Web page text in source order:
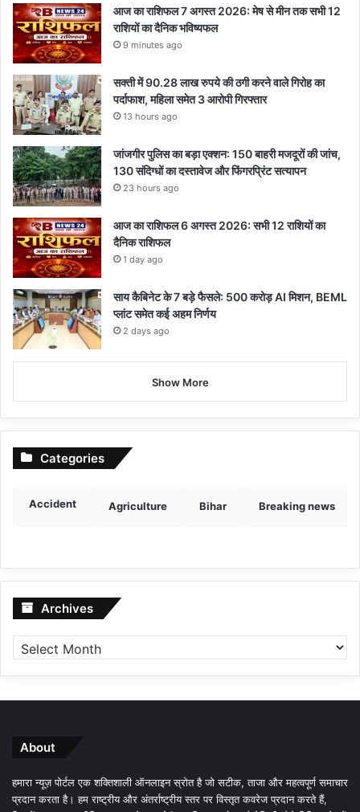
आज का राशिफल 7 अगस्त 2026: मेष से मीन तक सभी 12
राशियों का दैनिक भविष्यफल
9 minutes ago
सक्ती में 90.28 लाख रुपये की ठगी करने वाले गिरोह का
पर्दाफाश, महिला समेत 3 आरोपी गिरफ्तार
13 hours ago
जांजगीर पुलिस का बड़ा एक्शन: 150 बाहरी मजदूरों की जांच,
130 संदिग्धों का दस्तावेज और फिंगरप्रिंट सत्यापन
23 hours ago
आज का राशिफल 6 अगस्त 2026: सभी 12 राशियों का
दैनिक राशिफल
1 day ago
साय कैबिनेट के 7 बड़े फैसले: 500 करोड़ AI मिशन, BEML
प्लांट समेत कई अहम निर्णय
2 days ago
Show More
Categories
Accident Agriculture Bihar Breaking news
Archives Archives
About
हमारा न्यूज़ पोर्टल एक शक्तिशाली ऑनलाइन स्रोत है जो सटीक, ताजा और महत्वपूर्ण समाचार
प्रदान करता है। हम राष्ट्रीय और अंतर्राष्ट्रीय स्तर पर विस्तृत कवरेज प्रदान करते हैं,